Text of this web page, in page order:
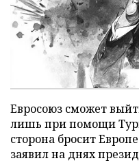
Евросоюз сможет
лишь при помощи
сторона бросит
заявил на днях